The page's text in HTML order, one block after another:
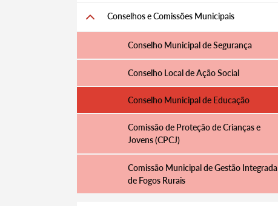
Conselhos e Comissões Municipais
Conselho Municipal de Segurança
Conselho Local de Ação Social
Conselho Municipal de Educação
Comissão de Proteção de Crianças e
Jovens (CPCJ)
Comissão Municipal de Gestão Integrada
de Fogos Rurais